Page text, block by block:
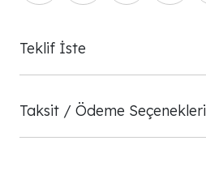
Teklif İste
Taksit / Ödeme Seçenekleri